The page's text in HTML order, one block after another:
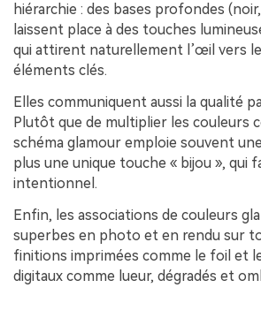
hiérarchie : des bases profondes
laissent place à des touches
qui attirent naturellement l’œil vers
éléments clés.
Elles communiquent aussi la qualité
Plutôt que de multiplier les couleurs
schéma glamour emploie souvent
plus une unique touche « bijou », qui
intentionnel.
Enfin, les associations de couleurs
superbes en photo et en rendu sur
finitions imprimées comme le foil et
digitaux comme lueur, dégradés et